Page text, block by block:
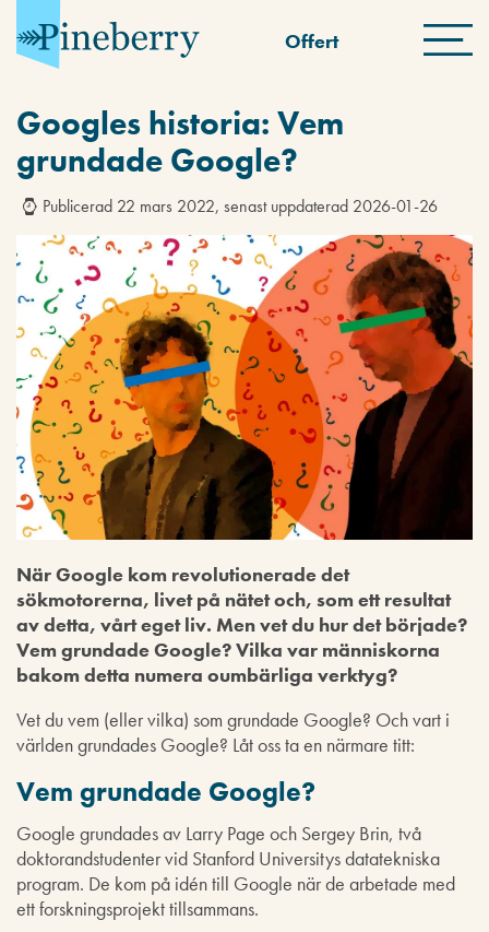
Offert
Googles historia: Vem
grundade Google?
Publicerad 22 mars 2022, senast uppdaterad 2026-01-26
När Google kom revolutionerade det
sökmotorerna, livet på nätet och, som ett resultat
av detta, vårt eget liv. Men vet du hur det började?
Vem grundade Google? Vilka var människorna
bakom detta numera oumbärliga verktyg?
Vet du vem (eller vilka) som grundade Google? Och vart i
världen grundades Google? Låt oss ta en närmare titt:
Vem grundade Google?
Google grundades av Larry Page och Sergey Brin, två
doktorandstudenter vid Stanford Universitys datatekniska
program. De kom på idén till Google när de arbetade med
ett forskningsprojekt tillsammans.